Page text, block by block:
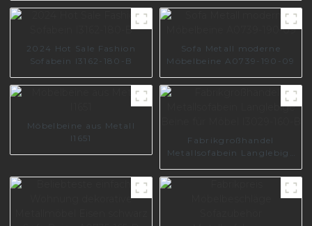
2024 Hot Sale Fashion
Sofabein I3162-180-B
Sofa Metall moderne
Möbelbeine A0739-190-09
Möbelbeine aus Metall
I1651
Fabrikgroßhandel
Metallsofabein Langlebige
160-B